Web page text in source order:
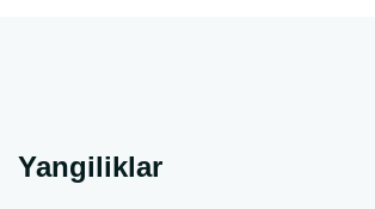
Yangiliklar